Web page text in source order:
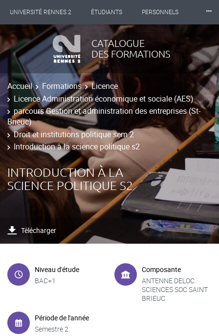
UNIVERSITÉ RENNES 2 ÉTUDIANTS PERSONNELS
INTERNATIONAL PROFESSIONNELS
LES NOUVELLES DE RENNES 2
⸱⸱⸱
CATALOGUE
DES FORMATIONS
Accueil Formations
Licence
Licence Administration économique et sociale (AES)
parcours Gestion et administration des entreprises (St-
Brieuc)
Droit et institutions politique sem 2
Introduction à la science politique s2
INTRODUCTION À LA
SCIENCE POLITIQUE S2
Télécharger
Niveau d'étude
BAC+1
Composante
ANTENNE DELOC.
SCIENCES SOC SAINT
BRIEUC
Période de l'année
Semestre 2